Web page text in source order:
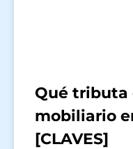
Qué tributa
mobiliario
[CLAVES]